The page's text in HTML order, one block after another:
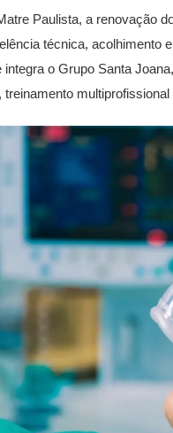
Paulista, a renovação
técnica, acolhimento
integra o Grupo Santa
treinamento